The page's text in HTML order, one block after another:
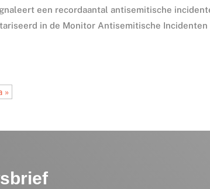
een recordaantal antisemitische
in de Monitor Antisemitische Incidenten
»